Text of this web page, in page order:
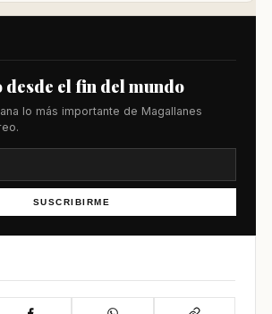
el fin del mundo
lo más importante de Magallanes
SUSCRIBIRME